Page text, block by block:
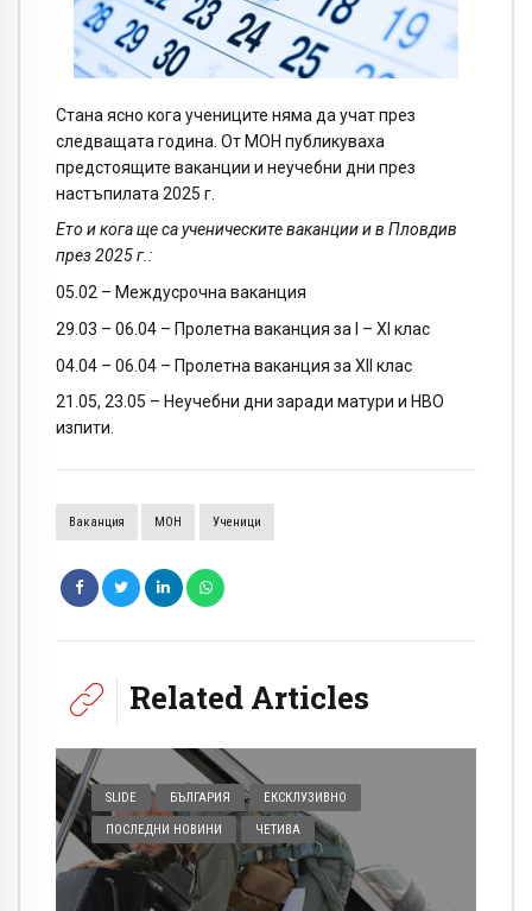
Стана ясно кога учениците няма да учат през
следващата година. От МОН публикуваха
предстоящите ваканции и неучебни дни през
настъпилата 2025 г.
Ето и кога ще са ученическите ваканции и в Пловдив
през 2025 г.:
05.02 – Междусрочна ваканция
29.03 – 06.04 – Пролетна ваканция за I – XI клас
04.04 – 06.04 – Пролетна ваканция за XII клас
21.05, 23.05 – Неучебни дни заради матури и НВО
изпити.
Ваканция МОН Ученици
Related Articles
SLIDE БЪЛГАРИЯ ЕКСКЛУЗИВНО
ПОСЛЕДНИ НОВИНИ ЧЕТИВА